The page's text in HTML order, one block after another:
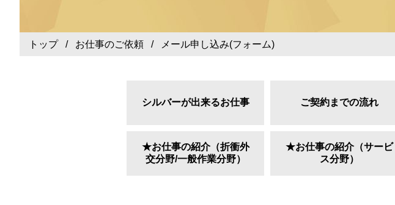
トップ/ お仕事のご依頼 / メール申し込み(フォーム)
シルバーが出来るお仕事 ご契約までの流れ
★お仕事の紹介（折衝外
交分野/一般作業分野）
★お仕事の紹介（サービ
ス分野）